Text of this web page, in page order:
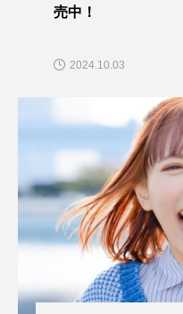
売中！
2024.10.03